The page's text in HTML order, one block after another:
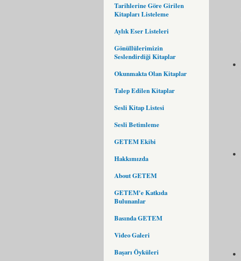
Tarihlerine Göre Girilen
Kitapları Listeleme
Aylık Eser Listeleri
Gönüllülerimizin
Seslendirdiği Kitaplar
Okunmakta Olan Kitaplar
Talep Edilen Kitaplar
Sesli Kitap Listesi
Sesli Betimleme
GETEM Ekibi
Hakkımızda
About GETEM
GETEM'e Katkıda
Bulunanlar
Basında GETEM
Video Galeri
Başarı Öyküleri